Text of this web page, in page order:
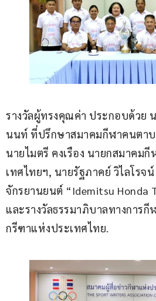
รางวัลผู้ทรงคุณค่า ประกอบด้วย
นนท์ ที่ปรึกษาสมาคมกีฬาคนตา
นายไมตรี คงเรือง นายกสมาคม
เทศไทยฯ, นายรัฐภาคย์ วิไลโรจ
จักรยานยนต์ “Idemitsu Honda
และรางวัลธรรมาภิบาลทางการ
กรีฑาแห่งประเทศไทย.